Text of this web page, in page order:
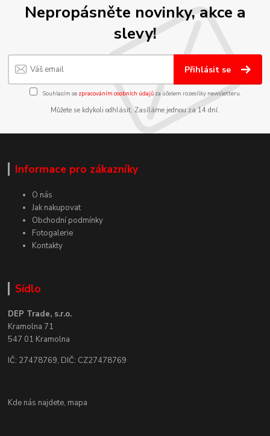
Nepropásněte novinky, akce a
slevy!
Přihlásit se
Souhlasím se zpracováním osobních údajůza účelem rozesílky newsletteru.
Můžete se kdykoli odhlásit. Zasíláme jednou za 14 dní.
Informace pro zákazníky
O nás
Jak nakupovat
Obchodní podmínky
Fotogalerie
Kontakty
Sídlo
DEP Trade, s.r.o.
Kramolna 71
547 01 Kramolna
IČ: 27478769, DIČ: CZ27478769
Kde nás najdete, mapa